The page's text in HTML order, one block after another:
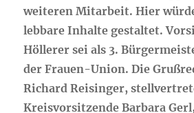
weiteren Mitarbeit. Hier
lebbare Inhalte gestaltet.
Höllerer sei als 3.
der Frauen-Union. Die
Richard Reisinger,
Kreisvorsitzende Barbara